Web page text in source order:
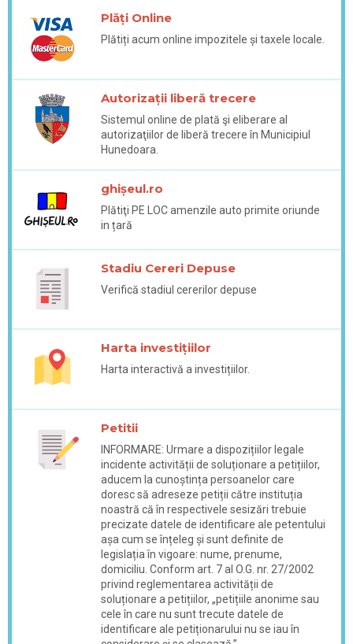
Plăți Online
Plătiți acum online impozitele și taxele locale.
Autorizații liberă trecere
Sistemul online de plată şi eliberare al
autorizaţiilor de liberă trecere în Municipiul
Hunedoara.
ghișeul.ro
Plătiţi PE LOC amenzile auto primite oriunde
in țară
Stadiu Cereri Depuse
Verifică stadiul cererilor depuse
Harta investițiilor
Harta interactivă a investițiilor.
Petitii
INFORMARE: Urmare a dispozițiilor legale
incidente activității de soluționare a petițiilor,
aducem la cunoștința persoanelor care
doresc să adreseze petiții către instituția
noastră că în respectivele sesizări trebuie
precizate datele de identificare ale petentului
așa cum se înțeleg și sunt definite de
legislația în vigoare: nume, prenume,
domiciliu. Conform art. 7 al O.G. nr. 27/2002
privind reglementarea activității de
soluționare a petițiilor, „petițiile anonime sau
cele în care nu sunt trecute datele de
identificare ale petiționarului nu se iau în